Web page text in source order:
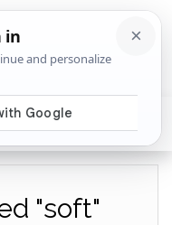
"soft"